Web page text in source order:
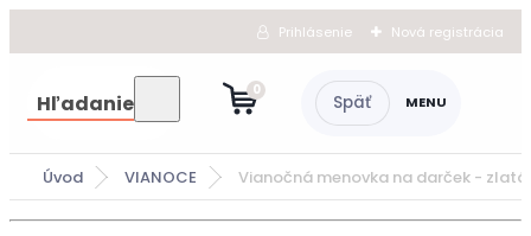
Prihlásenie Nová registrácia
Hľadanie 0
Úvod VIANOCE Vianočná menovka na darček - zlatá